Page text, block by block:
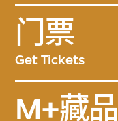
门票
Get Tickets
M+藏品